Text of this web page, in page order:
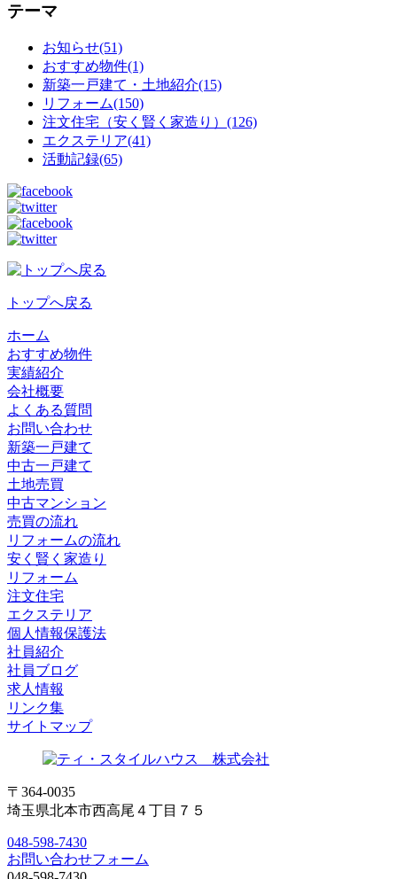
テーマ
お知らせ(51)
おすすめ物件(1)
新築一戸建て・土地紹介(15)
リフォーム(150)
注文住宅（安く賢く家造り）(126)
エクステリア(41)
活動記録(65)
トップへ戻る
ホーム
おすすめ物件
実績紹介
会社概要
よくある質問
お問い合わせ
新築一戸建て
中古一戸建て
土地売買
中古マンション
売買の流れ
リフォームの流れ
安く賢く家造り
リフォーム
注文住宅
エクステリア
個人情報保護法
社員紹介
社員ブログ
求人情報
リンク集
サイトマップ
〒364-0035
埼玉県北本市西高尾４丁目７５
048-598-7430
お問い合わせフォーム